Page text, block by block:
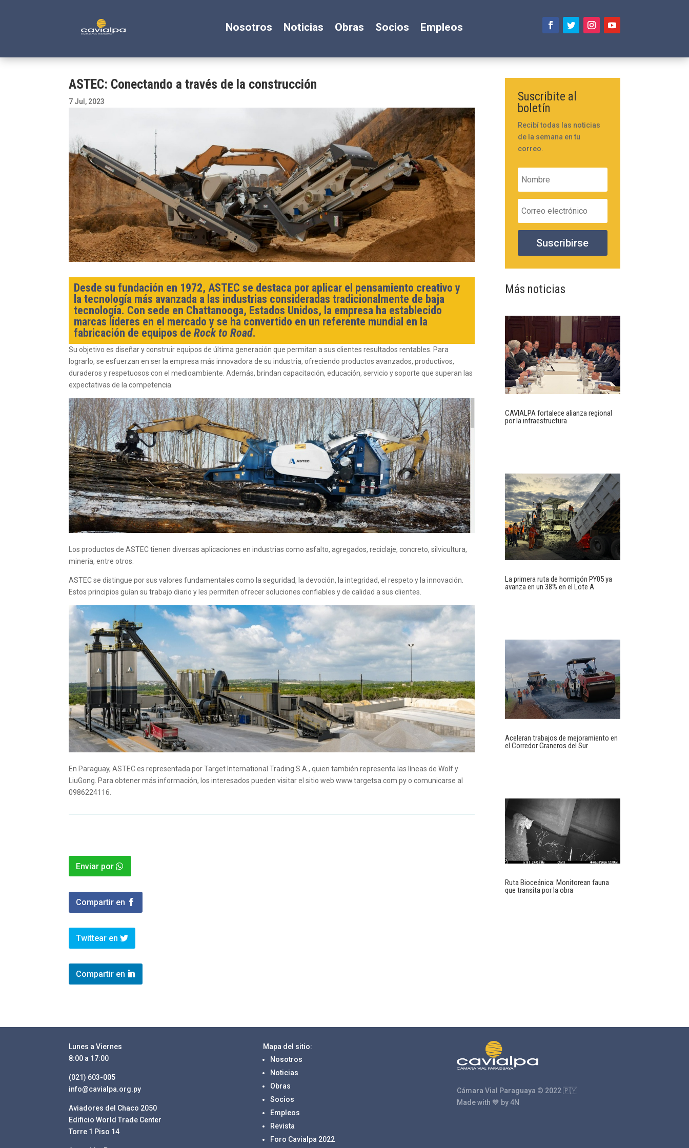
Nosotros Noticias Obras Socios Empleos
ASTEC: Conectando a través de la construcción
7 Jul, 2023
Desde su fundación en 1972, ASTEC se destaca por aplicar el pensamiento creativo y
la tecnología más avanzada a las industrias consideradas tradicionalmente de baja
tecnología. Con sede en Chattanooga, Estados Unidos, la empresa ha establecido
marcas líderes en el mercado y se ha convertido en un referente mundial en la
fabricación de equipos deRock to Road.
Su objetivo es diseñar y construir equipos de última generación que permitan a sus clientes resultados rentables. Para
lograrlo, se esfuerzan en ser la empresa más innovadora de su industria, ofreciendo productos avanzados, productivos,
duraderos y respetuosos con el medioambiente. Además, brindan capacitación, educación, servicio y soporte que superan las
expectativas de la competencia.
Los productos de ASTEC tienen diversas aplicaciones en industrias como asfalto, agregados, reciclaje, concreto, silvicultura,
minería, entre otros.
ASTEC se distingue por sus valores fundamentales como la seguridad, la devoción, la integridad, el respeto y la innovación.
Estos principios guían su trabajo diario y les permiten ofrecer soluciones confiables y de calidad a sus clientes.
En Paraguay, ASTEC es representada por Target International Trading S.A., quien también representa las líneas de Wolf y
LiuGong. Para obtener más información, los interesados pueden visitar el sitio web www.targetsa.com.py o comunicarse al
0986224116.
Enviar por
Compartir en
Twittear en
Compartir en
Suscribite al
boletín
Recibí todas las noticias
de la semana en tu
correo.
Suscribirse
Más noticias
CAVIALPA fortalece alianza regional
por la infraestructura
La primera ruta de hormigón PY05 ya
avanza en un 38% en el Lote A
Aceleran trabajos de mejoramiento en
el Corredor Graneros del Sur
Ruta Bioceánica: Monitorean fauna
que transita por la obra
Lunes a Viernes
8:00 a 17:00
(021) 603-005
info@cavialpa.org.py
Aviadores del Chaco 2050
Edificio World Trade Center
Torre 1 Piso 14
Mapa del sitio:
Nosotros
Noticias
Obras
Socios
Empleos
Revista
Foro Cavialpa 2022
Cámara Vial Paraguaya © 2022 🇵🇾
Made with 💙 by 4N